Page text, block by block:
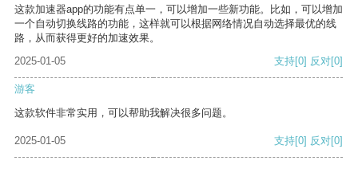
这款加速器app的功能有点单一，可以增加一些新功能。比如，可以增加
一个自动切换线路的功能，这样就可以根据网络情况自动选择最优的线
路，从而获得更好的加速效果。
2025-01-05
支持[0] 反对[0]
游客
这款软件非常实用，可以帮助我解决很多问题。
2025-01-05 支持[0] 反对[0]